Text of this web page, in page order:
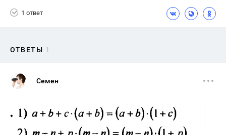
1 ответ
ОТВЕТЫ 1
Семен